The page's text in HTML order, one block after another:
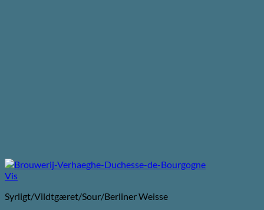
Vis
Syrligt/Vildtgæret/Sour/Berliner Weisse